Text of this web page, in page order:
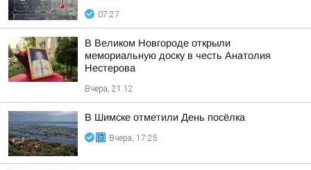
07:27
В Великом Новгороде открыли
мемориальную доску в честь Анатолия
Нестерова
Вчера, 21:12
В Шимске отметили День посёлка
Вчера, 17:25